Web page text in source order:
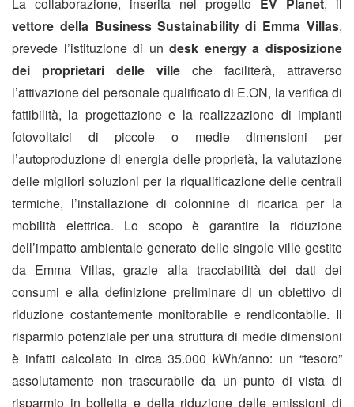
La collaborazione, inserita nel progetto EV Planet, il
vettore della Business Sustainability di Emma Villas,
prevede l’istituzione di undesk energy a disposizione
dei proprietari delle ville
che faciliterà, attraverso
l’attivazione del personale qualificato di E.ON, la verifica di
fattibilità, la progettazione e la realizzazione di impianti
fotovoltaici di piccole
o medie dimensioni per
l’autoproduzione di energia delle proprietà, la valutazione
delle migliori soluzioni per la riqualificazione delle centrali
termiche, l’installazione di colonnine di ricarica per la
mobilità elettrica. Lo scopo è garantire la riduzione
dell’impatto ambientale generato delle singole ville gestite
da Emma Villas, grazie alla tracciabilità dei dati dei
consumi e alla definizione preliminare di un obiettivo di
riduzione costantemente monitorabile e rendicontabile. Il
risparmio potenziale per una struttura di medie dimensioni
è infatti calcolato in circa 35.000 kWh/anno: un “tesoro”
assolutamente non trascurabile da un punto di vista di
risparmio in bolletta e della riduzione delle emissioni di